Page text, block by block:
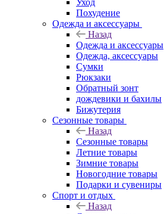
Уход
Похудение
Одежда и аксессуары
Назад
Одежда и аксессуары
Одежда, аксессуары
Сумки
Рюкзаки
Обратный зонт
дождевики и бахилы
Бижутерия
Сезонные товары
Назад
Сезонные товары
Летние товары
Зимние товары
Новогодние товары
Подарки и сувениры
Спорт и отдых
Назад